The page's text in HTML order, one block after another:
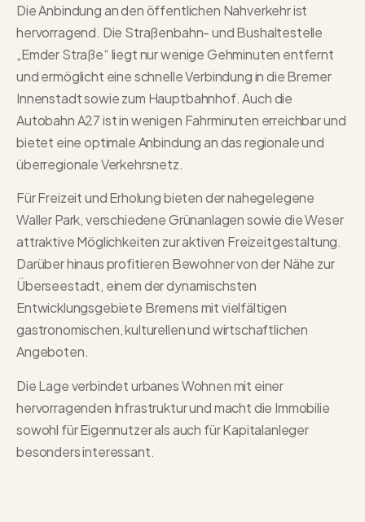
Die Anbindung an den öffentlichen Nahverkehr ist
hervorragend. Die Straßenbahn- und Bushaltestelle
„Emder Straße“ liegt nur wenige Gehminuten entfernt
und ermöglicht eine schnelle Verbindung in die Bremer
Innenstadt sowie zum Hauptbahnhof. Auch die
Autobahn A27 ist in wenigen Fahrminuten erreichbar und
bietet eine optimale Anbindung an das regionale und
überregionale Verkehrsnetz.
Für Freizeit und Erholung bieten der nahegelegene
Waller Park, verschiedene Grünanlagen sowie die Weser
attraktive Möglichkeiten zur aktiven Freizeitgestaltung.
Darüber hinaus profitieren Bewohner von der Nähe zur
Überseestadt, einem der dynamischsten
Entwicklungsgebiete Bremens mit vielfältigen
gastronomischen, kulturellen und wirtschaftlichen
Angeboten.
Die Lage verbindet urbanes Wohnen mit einer
hervorragenden Infrastruktur und macht die Immobilie
sowohl für Eigennutzer als auch für Kapitalanleger
besonders interessant.